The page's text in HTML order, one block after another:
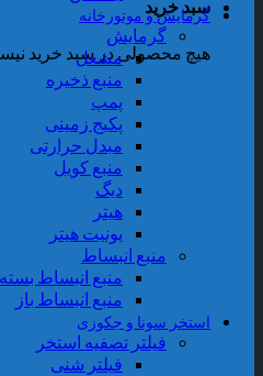
سبد خرید
هیچ محصولی در سبد خرید
گرمایش و موتورخانه
گرمایش
مشعل
منبع ذخیره
پمپ
پکیج زمینی
مبدل حرارتی
منبع کویل
دیگ
هیتر
یونیت هیتر
منبع انبساط
منبع انبساط
منبع انبساط باز
استخر سونا و جکوزی
فیلتر تصفیه استخر
فیلتر شنی